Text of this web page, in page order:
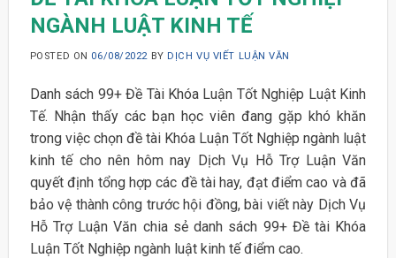
NGÀNH LUẬT KINH TẾ
POSTED ON 06/08/2022 BY DỊCH VỤ VIẾT LUẬN VĂN
Danh sách 99+ Đề Tài Khóa Luận Tốt Nghiệp Luật Kinh
Tế. Nhận thấy các bạn học viên đang gặp khó khăn
trong việc chọn đề tài Khóa Luận Tốt Nghiệp ngành luật
kinh tế cho nên hôm nay Dịch Vụ Hỗ Trợ Luận Văn
quyết định tổng hợp các đề tài hay, đạt điểm cao và đã
bảo vệ thành công trước hội đồng, bài viết này Dịch Vụ
Hỗ Trợ Luận Văn chia sẻ danh sách 99+ Đề tài Khóa
Luận Tốt Nghiệp ngành luật kinh tế điểm cao.